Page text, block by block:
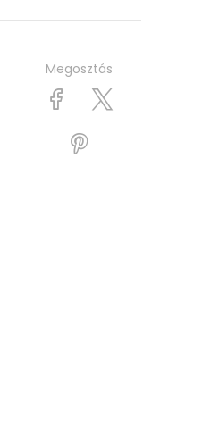
Megosztás